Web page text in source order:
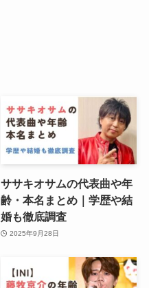
ササキオサムの代表曲や年
齢・本名まとめ｜学歴や結
婚も徹底調査
2025年9月28日